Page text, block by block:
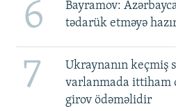
6
Bayramov:
tədarük etməyə
7
Ukraynanın keçmiş
varlanmada ittiham
girov ödəməlidir